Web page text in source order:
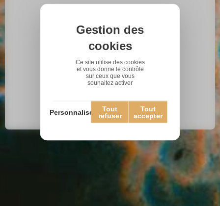
Gestion des
cookies
Ce site utilise des cookies
et vous donne le contrôle
sur ceux que vous
souhaitez activer
Tout
accepter
Tout
refuser
Personnaliser